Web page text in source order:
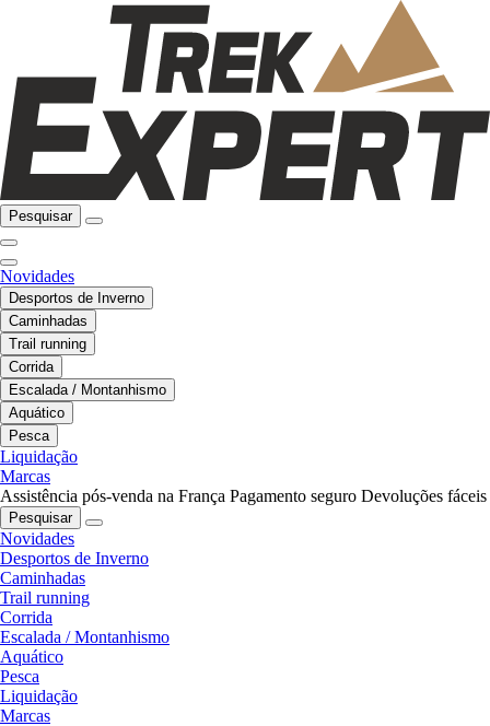
Pesquisar
Novidades
Desportos de Inverno
Caminhadas
Trail running
Corrida
Escalada / Montanhismo
Aquático
Pesca
Liquidação
Marcas
Assistência pós-venda na França Pagamento seguro Devoluções fáceis
Pesquisar
Novidades
Desportos de Inverno
Caminhadas
Trail running
Corrida
Escalada / Montanhismo
Aquático
Pesca
Liquidação
Marcas